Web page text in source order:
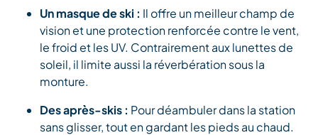
Un masque de ski : Il offre un meilleur champ de
vision et une protection renforcée contre le vent,
le froid et les UV. Contrairement aux lunettes de
soleil, il limite aussi la réverbération sous la
monture.
Des après-skis : Pour déambuler dans la station
sans glisser, tout en gardant les pieds au chaud.